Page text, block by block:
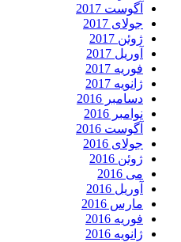
آگوست 2017
جولای 2017
ژوئن 2017
آوریل 2017
فوریه 2017
ژانویه 2017
دسامبر 2016
نوامبر 2016
آگوست 2016
جولای 2016
ژوئن 2016
می 2016
آوریل 2016
مارس 2016
فوریه 2016
ژانویه 2016